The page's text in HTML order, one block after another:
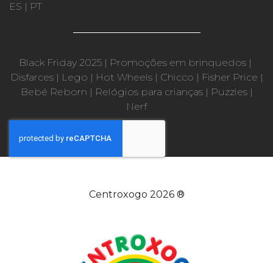
ES | PT
Black Friday 2025 | Promoções em brinquedos |
Disfarces| Lego | Hot Wheels| Chicco | Fisher Price |
Bebé Reborn | Relógios para crianças| Puzzles|
Nerf
Centroxogo 2026 ®